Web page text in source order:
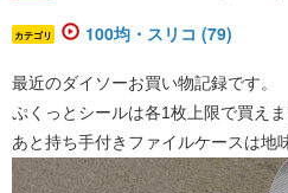
カテゴリ 100均・スリコ (79)
最近のダイソーお買い物記録です。
ぷくっとシールは各1枚上限で買えま
あと持ち手付きファイルケースは地